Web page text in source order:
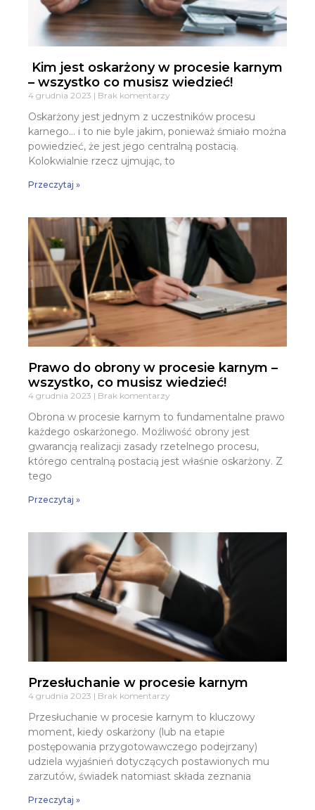
Kim jest oskarżony w procesie karnym
– wszystko co musisz wiedzieć!
4 grudnia 2023 Brak komentarzy
Oskarżony jest jednym z uczestników procesu
karnego… i to nie byle jakim, ponieważ śmiało można
powiedzieć, że jest jego centralną postacią.
Kolokwialnie rzecz ujmując, to
Przeczytaj »
Prawo do obrony w procesie karnym –
wszystko, co musisz wiedzieć!
4 grudnia 2023 Brak komentarzy
Obrona w procesie karnym to fundamentalne prawo
każdego oskarżonego. Możliwość obrony jest
gwarancją realizacji zasady rzetelnego procesu,
którego centralną postacią jest właśnie oskarżony. Z
tego
Przeczytaj »
Przesłuchanie w procesie karnym
4 grudnia 2023 Brak komentarzy
Przesłuchanie w procesie karnym to kluczowy
moment, kiedy oskarżony (lub na etapie
postępowania przygotowawczego podejrzany)
udziela wyjaśnień dotyczących postawionych mu
zarzutów, świadek natomiast składa zeznania
Przeczytaj »